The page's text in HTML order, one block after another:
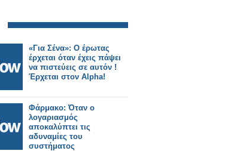
«Για Σένα»: Ο έρωτας
έρχεται όταν έχεις πάψει
να πιστεύεις σε αυτόν !
Έρχεται στον Alpha!
Φάρμακο: Όταν ο
λογαριασμός
αποκαλύπτει τις
αδυναμίες του
συστήματος